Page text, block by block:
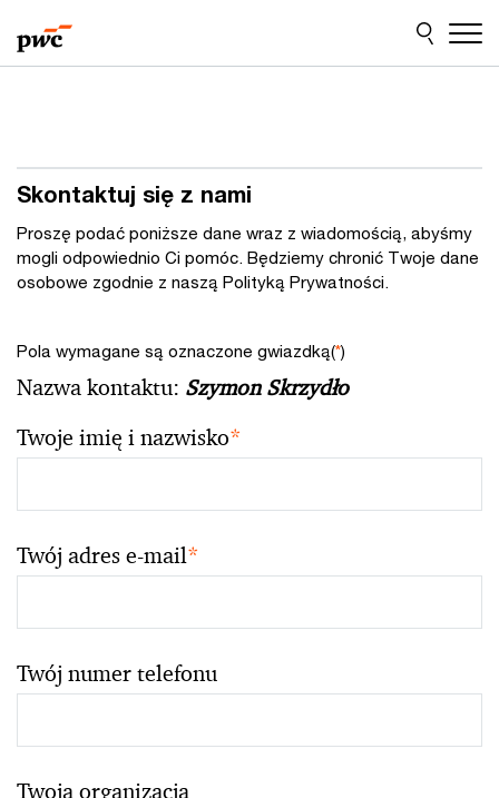
do
treści
do
stopki
Skontaktuj się z nami
Proszę podać poniższe dane wraz z wiadomością, abyśmy
mogli odpowiednio Ci pomóc. Będziemy chronić Twoje dane
osobowe zgodnie z naszą Polityką Prywatności.
Pola wymagane są oznaczone gwiazdką(*)
Nazwa kontaktu: Szymon Skrzydło
Twoje imię i nazwisko*
Twój adres e-mail*
Twój numer telefonu
Twoja organizacja